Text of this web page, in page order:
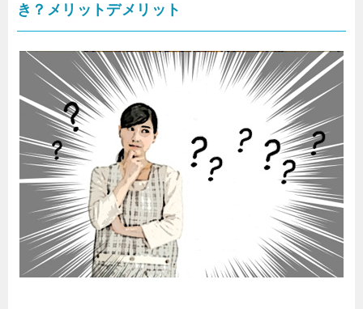
き？メリットデメリット